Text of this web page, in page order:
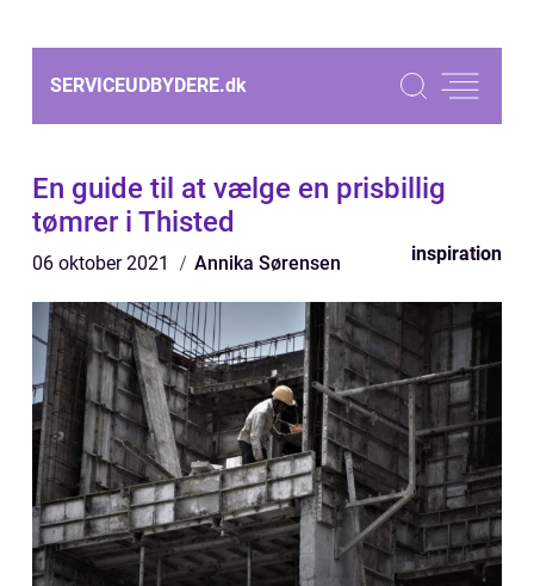
SERVICEUDBYDERE.dk
En guide til at vælge en prisbillig
tømrer i Thisted
06 oktober 2021 Annika Sørensen inspiration